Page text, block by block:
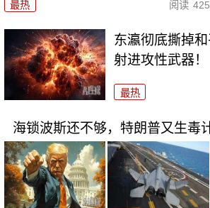
最热 阅读
东瀛彻底撕掉
射进攻性武器！
最热
海锁波斯还不够，特朗普又生毒